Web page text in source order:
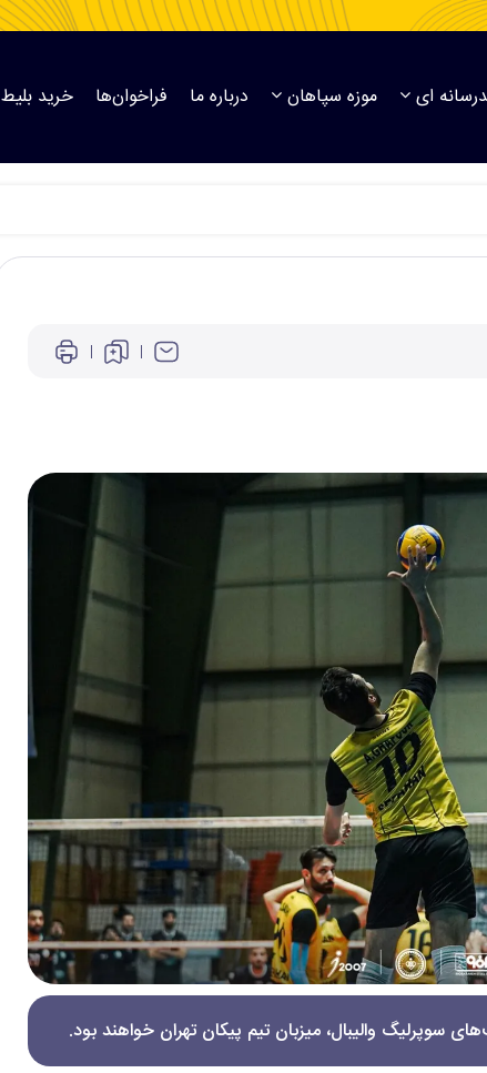
ای موزه سپاهان درباره ما فراخوان‌ها خرید بلیط
سوپرلیگ والیبال، میزبان تیم پیکان تهران خواهند بود.